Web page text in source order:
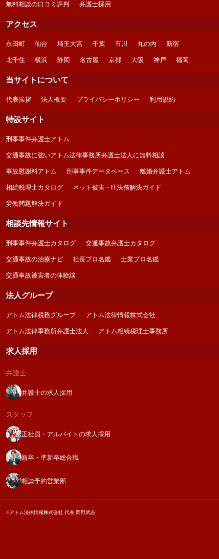
無料相談の口コミ評判 弁護士採用
アクセス
永田町 仙台 埼玉大宮 千葉 市川 丸の内 新宿
北千住 横浜 静岡 名古屋 京都 大阪 神戸 福岡
当サイトについて
代表挨拶 法人概要 プライバシーポリシー 利用規約
特設サイト
刑事事件弁護士アトム
交通事故に強いアトム法律事務所弁護士法人に無料相談
事故慰謝料アトム 刑事事件データベース 離婚弁護士アトム
相続税理士カタログ ネット被害・IT法務解決ガイド
労働問題解決ガイド
相談先情報サイト
刑事事件弁護士カタログ 交通事故弁護士カタログ
交通事故の治療ナビ 社長プロ名鑑 士業プロ名鑑
交通事故被害者の体験談
法人グループ
アトム法律税務グループ アトム法律情報株式会社
アトム法律事務所弁護士法人 アトム相続税理士事務所
求人採用
弁護士
弁護士の求人採用
スタッフ
正社員・アルバイトの求人採用
新卒・準新卒総合職
相談予約営業部
©アトム法律情報株式会社 代表 岡野武志